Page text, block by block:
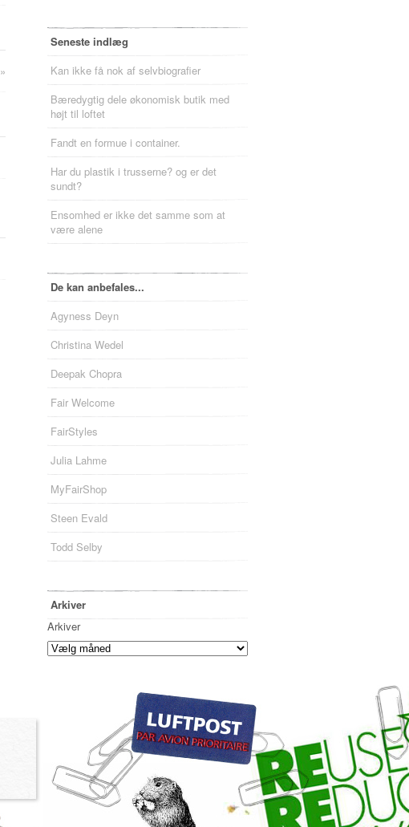
»
Seneste indlæg
Kan ikke få nok af selvbiografier
Bæredygtig dele økonomisk butik med
højt til loftet
Fandt en formue i container.
Har du plastik i trusserne? og er det
sundt?
Ensomhed er ikke det samme som at
være alene
De kan anbefales...
Agyness Deyn
Christina Wedel
Deepak Chopra
Fair Welcome
FairStyles
Julia Lahme
MyFairShop
Steen Evald
Todd Selby
Arkiver
Arkiver